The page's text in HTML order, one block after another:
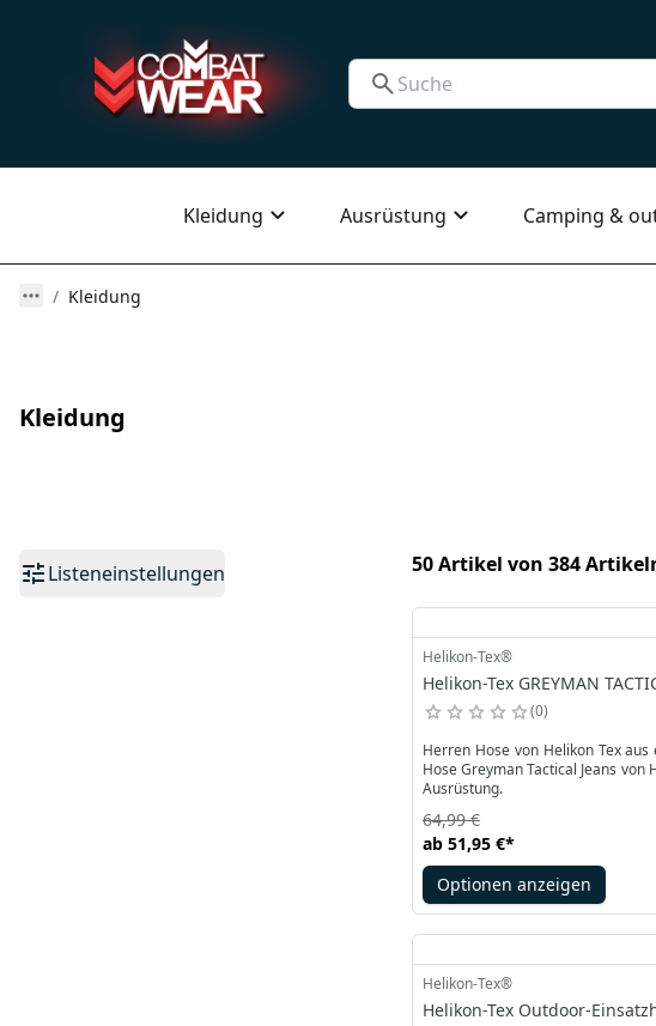
Kleidung Ausrüstung Camping &
Kleidung
Kleidung
Listeneinstellungen 50 Artikel von 384
Helikon-Tex®
Helikon-Tex GREYMAN
0
Herren Hose von Helikon Tex
Hose Greyman Tactical Jeans von Helikon-Tex garantieren Bewegungsfreiheit dank des Zwickel im Schritt. Das Set von neun
Ausrüstung.
ab 51,95 €*
64,99 €
Optionen anzeigen
Helikon-Tex®
Helikon-Tex Outdoor-